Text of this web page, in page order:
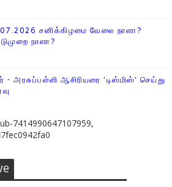
சனிக்கிழமை வேலை நாளா?
நாளா?
- அரசுப்பள்ளி ஆசிரியரை 'டிஸ்மிஸ்' செய்து
7414990647107959,